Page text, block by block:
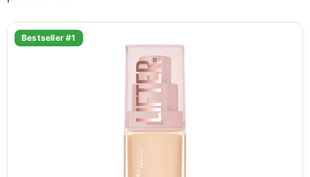
Bestseller #1